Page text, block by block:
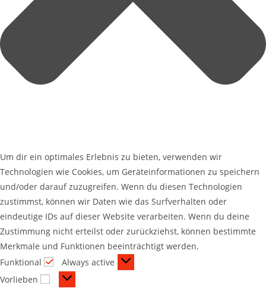
Um dir ein optimales Erlebnis zu bieten, verwenden wir
Technologien wie Cookies, um Geräteinformationen zu speichern
und/oder darauf zuzugreifen. Wenn du diesen Technologien
zustimmst, können wir Daten wie das Surfverhalten oder
eindeutige IDs auf dieser Website verarbeiten. Wenn du deine
Zustimmung nicht erteilst oder zurückziehst, können bestimmte
Merkmale und Funktionen beeinträchtigt werden.
Funktional
Always active
Vorlieben